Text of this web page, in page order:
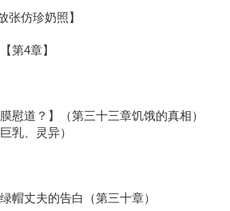
张仿珍奶照】
第4章】
慰道？】（第三十三章饥饿的真相）
乳、灵异）
帽丈夫的告白（第三十章）